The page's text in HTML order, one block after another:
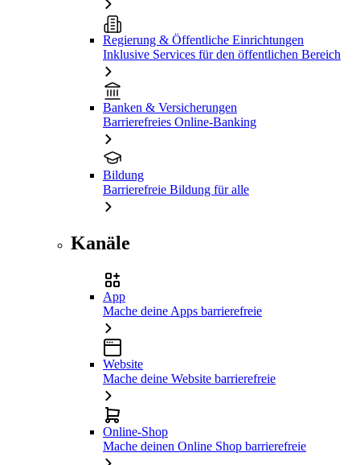
Regierung & Öffentliche Einrichtungen
Inklusive Services für den öffentlichen Bereich
Banken & Versicherungen
Barrierefreies Online-Banking
Bildung
Barrierefreie Bildung für alle
Kanäle
App
Mache deine Apps barrierefreie
Website
Mache deine Website barrierefreie
Online-Shop
Mache deinen Online Shop barrierefreie